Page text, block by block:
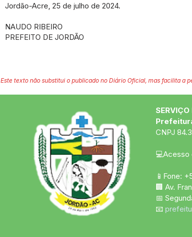
Jordão-Acre, 25 de julho de 2024.
NAUDO RIBEIRO
PREFEITO DE JORDÃO
Este texto não substitui o publicado no Diário Oficial, mas facilita a
CNPJ
💻Acesso
📱Fone:
🏢 Av.
📅
📧